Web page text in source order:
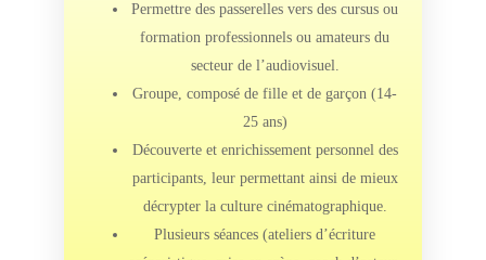
Permettre des passerelles vers des cursus ou
formation professionnels ou amateurs du
secteur de l’audiovisuel.
Groupe, composé de fille et de garçon (14-
25 ans)
Découverte et enrichissement personnel des
participants, leur permettant ainsi de mieux
décrypter la culture cinématographique.
Plusieurs séances (ateliers d’écriture